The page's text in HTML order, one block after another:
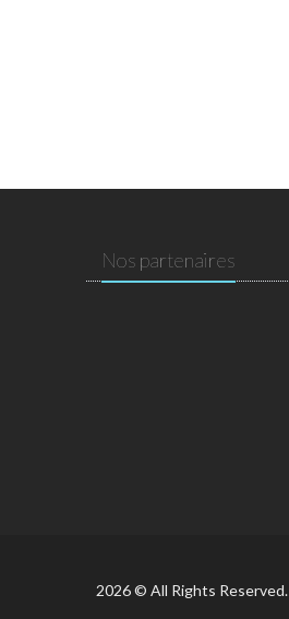
Nos partenaires
2026 © All Rights Reserved.